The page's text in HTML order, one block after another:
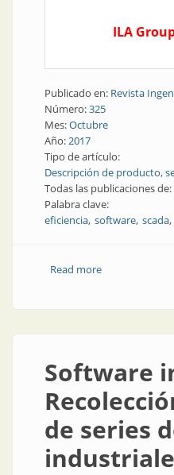
ILA
Publicado en: Revista
Número:325
Mes:Octubre
Año:2017
Tipo de artículo:
Descripción de producto,
Todas las publicaciones de:
Palabra clave:
eficiencia software scada
Read moreabout Scada |
Software
de series